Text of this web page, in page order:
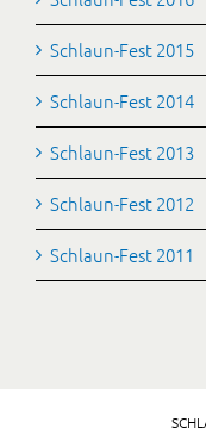
Schlaun-Fest 2015
Schlaun-Fest 2014
Schlaun-Fest 2013
Schlaun-Fest 2012
Schlaun-Fest 2011